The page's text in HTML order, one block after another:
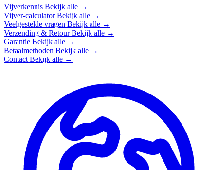
Vijverkennis Bekijk alle →
Vijver-calculatorBekijk alle →
Veelgestelde vragen Bekijk alle →
Verzending & RetourBekijk alle →
Garantie Bekijk alle →
Betaalmethoden Bekijk alle →
Contact Bekijk alle →